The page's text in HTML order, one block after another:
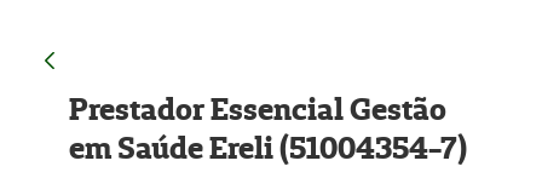
Prestador Essencial Gestão
em Saúde Ereli (51004354-7)